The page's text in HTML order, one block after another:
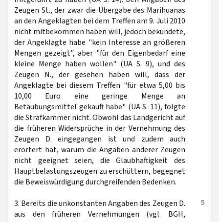
Zeugen St., der zwar die Übergabe des Marihuanas
an den Angeklagten bei dem Treffen am 9. Juli 2010
nicht mitbekommen haben will, jedoch bekundete,
der Angeklagte habe "kein Interesse an größeren
Mengen gezeigt", aber "für den Eigenbedarf eine
kleine Menge haben wollen" (UA S. 9), und des
Zeugen N., der gesehen haben will, dass der
Angeklagte bei diesem Treffen "für etwa 5,00 bis
10,00 Euro eine geringe Menge an
Betäubungsmittel gekauft habe" (UA S. 11), folgte
die Strafkammer nicht. Obwohl das Landgericht auf
die früheren Widersprüche in der Vernehmung des
Zeugen D. eingegangen ist und zudem auch
erörtert hat, warum die Angaben anderer Zeugen
nicht geeignet seien, die Glaubhaftigkeit des
Hauptbelastungszeugen zu erschüttern, begegnet
die Beweiswürdigung durchgreifenden Bedenken.
5
3. Bereits die unkonstanten Angaben des Zeugen D.
aus den früheren Vernehmungen (vgl. BGH,